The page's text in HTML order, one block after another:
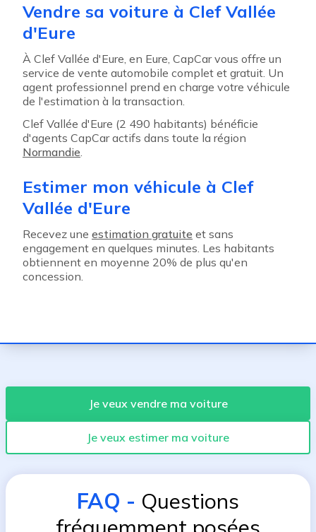
Vendre sa voiture à Clef Vallée
d'Eure
À Clef Vallée d'Eure, en Eure, CapCar vous offre un
service de vente automobile complet et gratuit. Un
agent professionnel prend en charge votre véhicule
de l'estimation à la transaction.
Clef Vallée d'Eure (2 490 habitants) bénéficie
d'agents CapCar actifs dans toute la région
Normandie.
Estimer mon véhicule à Clef
Vallée d'Eure
Recevez une estimation gratuite et sans
engagement en quelques minutes. Les habitants
obtiennent en moyenne 20% de plus qu'en
concession.
Je veux vendre ma voiture
Je veux estimer ma voiture
FAQ - Questions